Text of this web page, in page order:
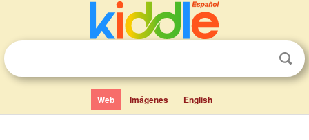
Web Imágenes English